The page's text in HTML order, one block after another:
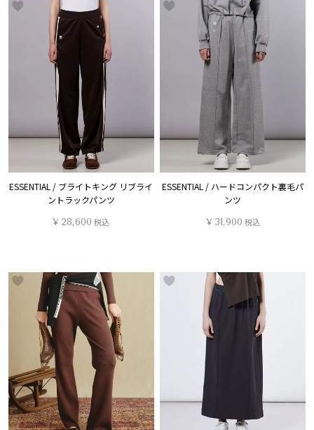
ESSENTIAL / ブライトキング リブライ
ントラックパンツ
¥ 28,600 税込
ESSENTIAL / ハードコンパクト裏毛パ
ンツ
¥ 31,900 税込